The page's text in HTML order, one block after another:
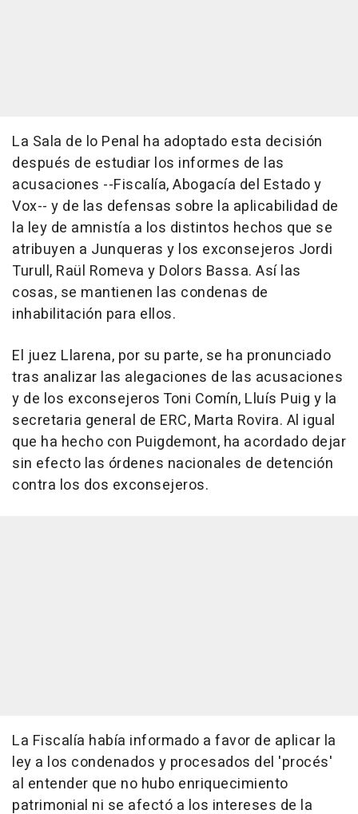
La Sala de lo Penal ha adoptado esta decisión
después de estudiar los informes de las
acusaciones --Fiscalía, Abogacía del Estado y
Vox-- y de las defensas sobre la aplicabilidad de
la ley de amnistía a los distintos hechos que se
atribuyen a Junqueras y los exconsejeros Jordi
Turull, Raül Romeva y Dolors Bassa. Así las
cosas, se mantienen las condenas de
inhabilitación para ellos.
El juez Llarena, por su parte, se ha pronunciado
tras analizar las alegaciones de las acusaciones
y de los exconsejeros Toni Comín, Lluís Puig y la
secretaria general de ERC, Marta Rovira. Al igual
que ha hecho con Puigdemont, ha acordado dejar
sin efecto las órdenes nacionales de detención
contra los dos exconsejeros.
La Fiscalía había informado a favor de aplicar la
ley a los condenados y procesados del 'procés'
al entender que no hubo enriquecimiento
patrimonial ni se afectó a los intereses de la